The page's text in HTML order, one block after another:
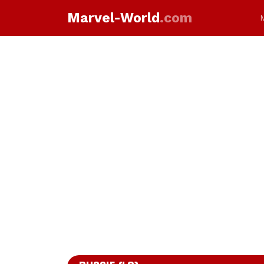
Marvel-World.com